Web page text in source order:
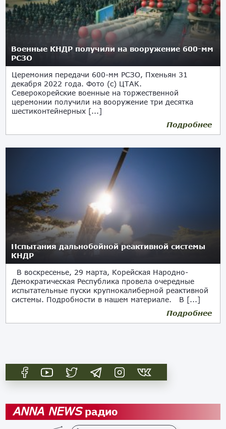
Военные КНДР получили на вооружение 600-мм
РСЗО
Церемония передачи 600-мм РСЗО, Пхеньян 31
декабря 2022 года. Фото (с) ЦТАК.
Северокорейские военные на торжественной
церемонии получили на вооружение три десятка
шестиконтейнерных [...]
Подробнее
Испытания дальнобойной реактивной системы
КНДР
В воскресенье, 29 марта, Корейская Народно-
Демократическая Республика провела очередные
испытательные пуски крупнокалиберной реактивной
системы. Подробности в нашем материале. В [...]
Подробнее
ANNA NEWSрадио